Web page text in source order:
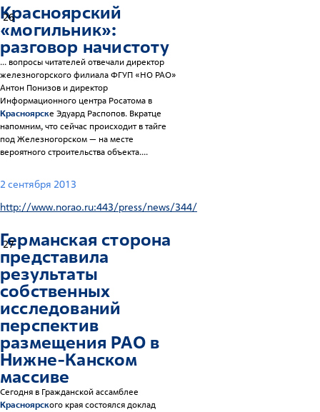
26
Красноярский
«могильник»:
разговор начистоту
... вопросы читателей отвечали директор
железногорского филиала ФГУП «НО РАО»
Антон Понизов и директор
Информационного центра Росатома в
Красноярске Эдуард Распопов. Вкратце
напомним, что сейчас происходит в тайге
под Железногорском — на месте
вероятного строительства объекта....
2 сентября 2013
http://www.norao.ru:443/press/news/344/
27
Германская сторона
представила
результаты
собственных
исследований
перспектив
размещения РАО в
Нижне-Канском
массиве
Cегодня в Гражданской ассамблее
Красноярского края состоялся доклад